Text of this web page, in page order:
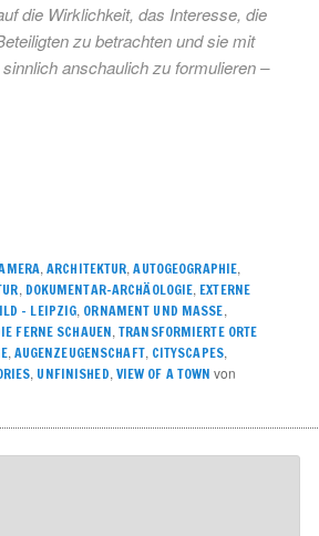
die Wirklichkeit, das Interesse, die
zu betrachten und sie mit
anschaulich zu formulieren –
,ARCHITEKTUR,AUTOGEOGRAPHIE,
, DOKUMENTAR-ARCHÄOLOGIE, EXTERNE
- LEIPZIG, ORNAMENT UND MASSE,
FERNE SCHAUEN,TRANSFORMIERTE ORTE
, AUGENZEUGENSCHAFT, CITYSCAPES,
, UNFINISHED, VIEW OF A TOWN von